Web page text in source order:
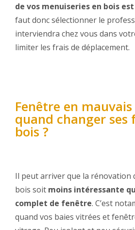
de vos menuiseries en bois
faut donc sélectionner le
interviendra chez vous dans
limiter les frais de déplacement.
Fenêtre en
quand changer ses
bois ?
Il peut arriver que la rénovation
bois soit moins intéressante
complet de fenêtre. C’est
quand vos baies vitrées et